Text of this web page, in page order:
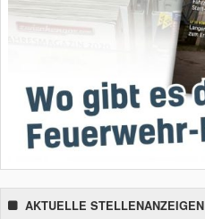
AKTUELLE STELLENANZEIGEN